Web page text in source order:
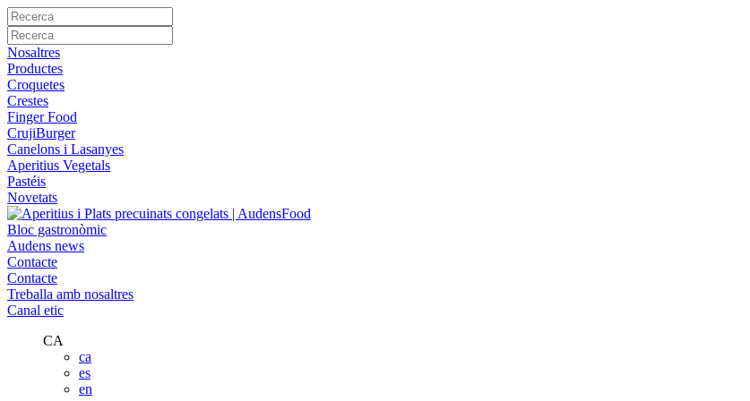
Nosaltres
Productes
Croquetes
Crestes
Finger Food
CrujiBurger
Canelons i Lasanyes
Aperitius Vegetals
Pastéis
Novetats
Bloc gastronòmic
Audens news
Contacte
Contacte
Treballa amb nosaltres
Canal etic
CA
ca
es
en